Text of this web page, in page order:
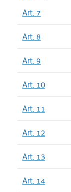
Art. 7
Art. 8
Art. 9
Art. 10
Art. 11
Art. 12
Art. 13
Art. 14